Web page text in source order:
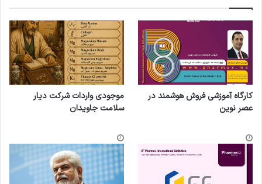
کارگاه آموزشی فروش هوشمند در
عصر نوین
موجودی واردات شرکت دیار
سلامت جاویدان